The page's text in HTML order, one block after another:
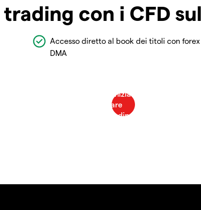
con i CFD
Accesso diretto al book dei titoli con forex
DMA